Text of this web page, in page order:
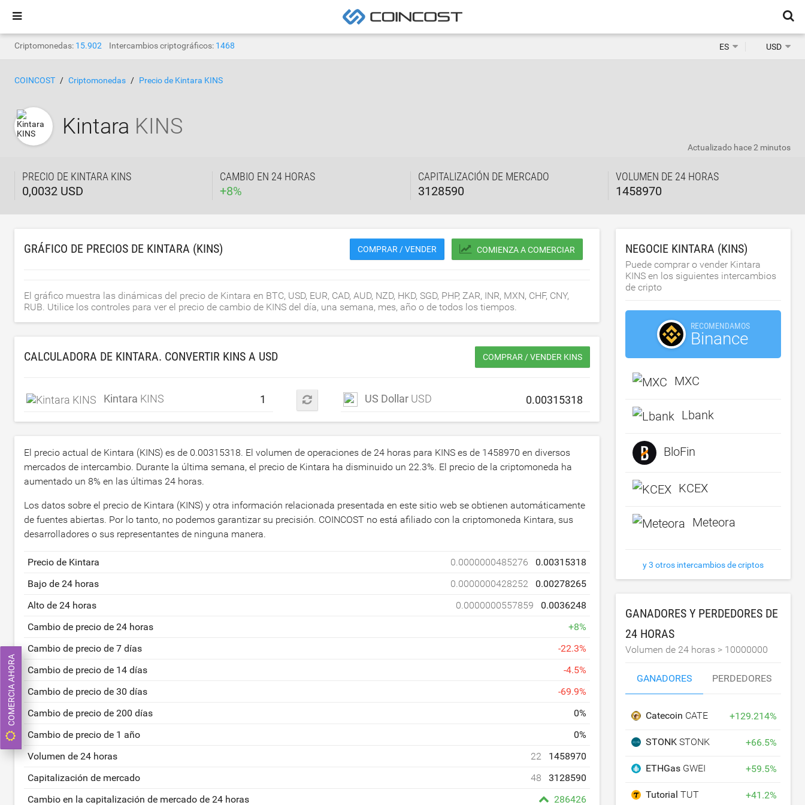
Criptomonedas: 15.902 Intercambios criptográficos: 1468 ES USD
COINCOST Criptomonedas Precio de Kintara KINS
Kintara KINS
PRECIO DE KINTARA KINS
0,0032 USD
CAMBIO EN 24 HORAS
+8%
CAPITALIZACIÓN DE MERCADO
3128590
VOLUMEN DE 24 HORAS
1458970
Actualizado hace 2 minutos
GRÁFICO DE PRECIOS DE KINTARA (KINS) COMPRAR / VENDER COMIENZA A COMERCIAR
El gráfico muestra las dinámicas del precio de Kintara en BTC, USD, EUR, CAD, AUD, NZD, HKD, SGD, PHP, ZAR, INR, MXN, CHF, CNY,
RUB. Utilice los controles para ver el precio de cambio de KINS del día, una semana, mes, año o de todos los tiempos.
CALCULADORA DE KINTARA. CONVERTIR KINS A USD COMPRAR / VENDER KINS
Kintara KINS US Dollar USD
El precio actual de Kintara (KINS) es de 0.00315318. El volumen de operaciones de 24 horas para KINS es de 1458970 en diversos
mercados de intercambio. Durante la última semana, el precio de Kintara ha disminuido un 22.3%. El precio de la criptomoneda ha
aumentado un 8% en las últimas 24 horas.
Los datos sobre el precio de Kintara (KINS) y otra información relacionada presentada en este sitio web se obtienen automáticamente
de fuentes abiertas. Por lo tanto, no podemos garantizar su precisión. COINCOST no está afiliado con la criptomoneda Kintara, sus
desarrolladores o sus representantes de ninguna manera.
Precio de Kintara 0.0000000485276
0.00315318
Bajo de 24 horas
0.0000000428252
0.00278265
Alto de 24 horas
0.0000000557859
0.0036248
Cambio de precio de 24 horas
+8%
Cambio de precio de 7 días
-22.3%
Cambio de precio de 14 días
-4.5%
Cambio de precio de 30 días
-69.9%
Cambio de precio de 200 días
0%
Cambio de precio de 1 año
0%
Volumen de 24 horas
22
1458970
Capitalización de mercado
48
3128590
Cambio en la capitalización de mercado de 24 horas
286426
NEGOCIE KINTARA (KINS)
Puede comprar o vender Kintara
KINS en los siguientes intercambios
de cripto
RECOMENDAMOS
Binance
MXC
Lbank
BloFin
KCEX
Meteora
y 3 otros intercambios de criptos
GANADORES Y PERDEDORES DE
24 HORAS
Volumen de 24 horas > 10000000
GANADORES PERDEDORES
Catecoin CATE +129.214%
STONKSTONK +66.5%
ETHGas GWEI +59.5%
TutorialTUT +41.2%
COMERCIA AHORA